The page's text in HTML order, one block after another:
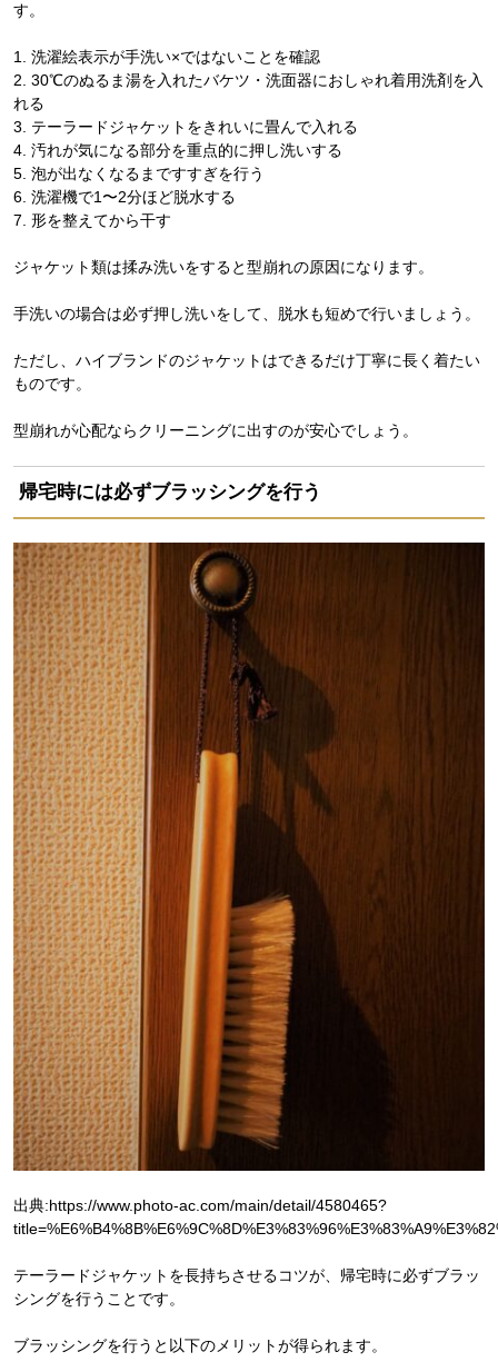
す。
1. 洗濯絵表示が手洗い×ではないことを確認
2. 30℃のぬるま湯を入れたバケツ・洗面器におしゃれ着用洗剤を入
れる
3. テーラードジャケットをきれいに畳んで入れる
4. 汚れが気になる部分を重点的に押し洗いする
5. 泡が出なくなるまですすぎを行う
6. 洗濯機で1〜2分ほど脱水する
7. 形を整えてから干す
ジャケット類は揉み洗いをすると型崩れの原因になります。
手洗いの場合は必ず押し洗いをして、脱水も短めで行いましょう。
ただし、ハイブランドのジャケットはできるだけ丁寧に長く着たい
ものです。
型崩れが心配ならクリーニングに出すのが安心でしょう。
帰宅時には必ずブラッシングを行う
出典:https://www.photo-ac.com/main/detail/4580465?
テーラードジャケットを長持ちさせるコツが、帰宅時に必ずブラッ
シングを行うことです。
ブラッシングを行うと以下のメリットが得られます。